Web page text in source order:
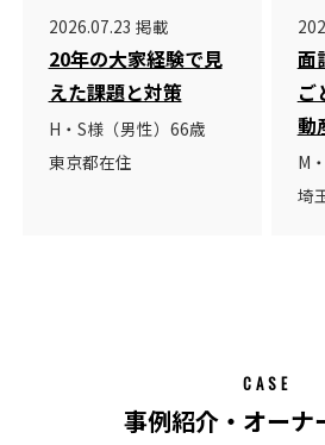
2026.07.23 掲載
20年の大家経験で見
えた課題と対策
H・S様（男性）66歳
東京都在住
面
ご
動
M
埼
CASE
事例紹介・オーナ